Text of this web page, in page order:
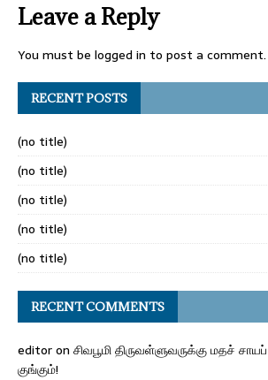
Leave a Reply
You must be logged in to post a comment.
RECENT POSTS
(no title)
(no title)
(no title)
(no title)
(no title)
RECENT COMMENTS
editoron சிவபூமி திருவள்ளுவருக்கு மதச் சாயப்
குங்கும்!